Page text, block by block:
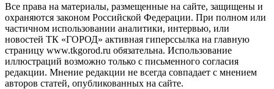
Все права на материалы, размещенные на сайте, защищены и
охраняются законом Российской Федерации. При полном или
частичном использовании аналитики, интервью, или
новостей ТК «ГОРОД» активная гиперссылка на главную
страницу www.tkgorod.ru обязательна. Использование
иллюстраций возможно только с письменного согласия
редакции. Мнение редакции не всегда совпадает с мнением
авторов статей, опубликованных на сайте.